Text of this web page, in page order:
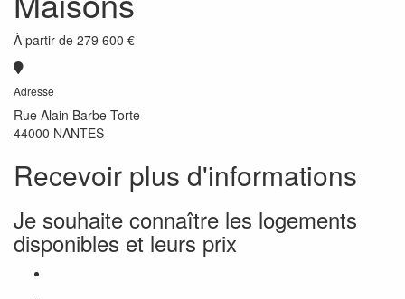
À partir de 279 600 €
Adresse
Rue Alain Barbe Torte
44000 NANTES
Recevoir plus d'informations
Je souhaite connaître les logements
disponibles et leurs prix